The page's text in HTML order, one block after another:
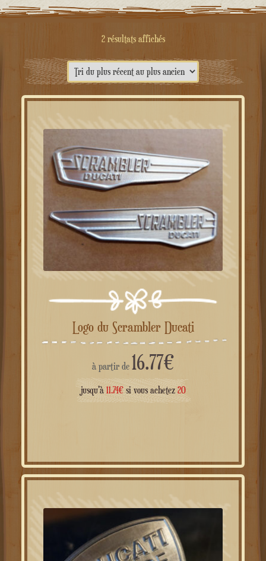
2 résultats affichésTrié
du
plus
plus
Logo du Scrambler Ducati
à partir de 16.77€
jusqu'à 11.74€si vous achetez20